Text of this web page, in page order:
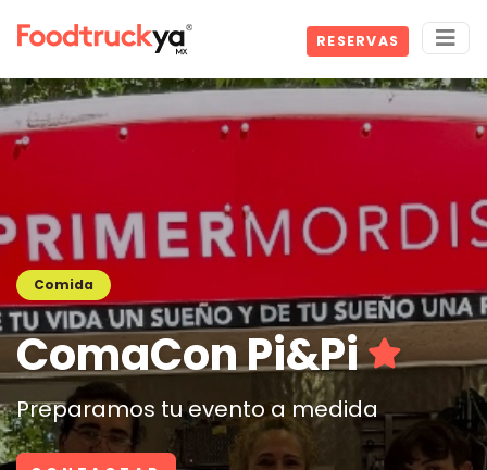
RESERVAS
Comida
ComaCon Pi&Pi
Preparamos tu evento a medida